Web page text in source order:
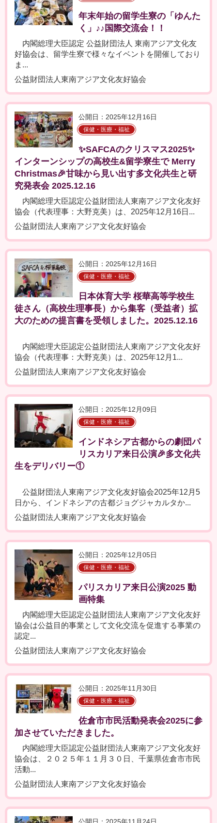
年末年始の留学生寮の「ゆんた
く」♪♪国際交流会！！
内閣総理大臣認定 公益財団法人 東南アジア文化友
好協会は、留学生寮で様々なイベントを開催しており
ま...
公益財団法人東南アジア文化友好協会
公開日：2025年12月16日
保健・医療・福祉
✨SAFCAのクリスマス2025✨
インターンシップの高校生&留学寮生で Merry
Christmas🎉甘味から見い出す多文化共生と研
究発表会 2025.12.16
内閣総理大臣認定公益財団法人東南アジア文化友好
協会（代表理事：大野克美）は、2025年12月16日...
公益財団法人東南アジア文化友好協会
公開日：2025年12月16日
保健・医療・福祉
日本体育大学 桜華高等学校生
徒さん（高校生理事長）から集客（受益者）拡
大のための提言書を受領しました。2025.12.16
内閣総理大臣認定公益財団法人東南アジア文化友好
協会（代表理事：大野克美）は、2025年12月1...
公益財団法人東南アジア文化友好協会
公開日：2025年12月09日
保健・医療・福祉
インドネシア古都からの劇団パ
リスカリア来日公演🎉多文化共
生をデリバリー①
公益財団法人東南アジア文化友好協会2025年12月5
日から、インドネシアの古都ジョグジャカルタか...
公益財団法人東南アジア文化友好協会
公開日：2025年12月05日
保健・医療・福祉
パリスカリア来日公演2025 動
画特集
内閣総理大臣認定公益財団法人東南アジア文化友好
協会は公益目的事業として文化交流を促進する事業の
認定...
公益財団法人東南アジア文化友好協会
公開日：2025年11月30日
保健・医療・福祉
佐倉市市民活動発表会2025に参
加させていただきました。
内閣総理大臣認定公益財団法人東南アジア文化友好
協会は、２０２５年１１月３０日、千葉県佐倉市市民
活動...
公益財団法人東南アジア文化友好協会